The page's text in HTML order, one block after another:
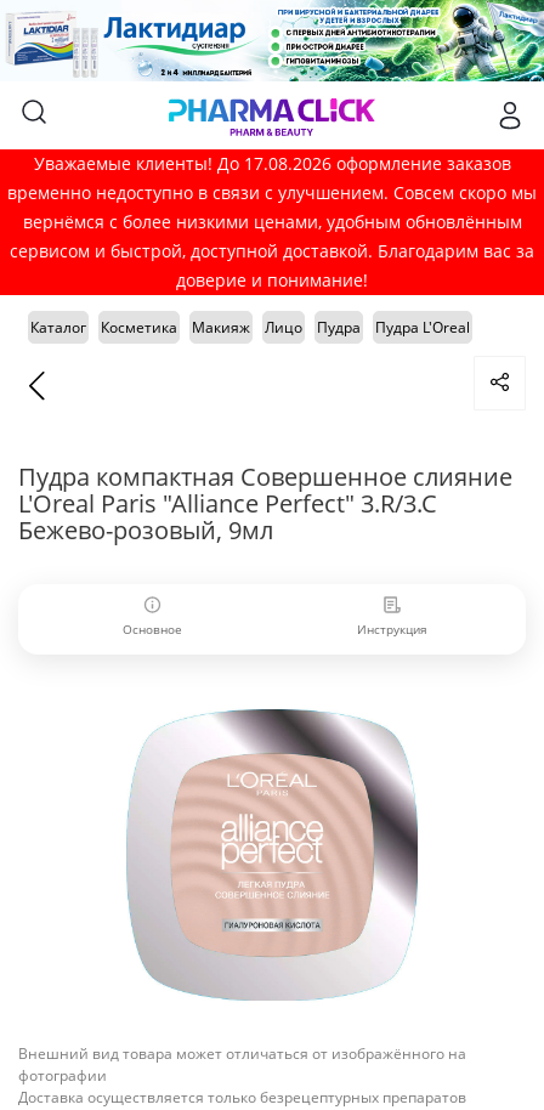
Уважаемые клиенты! До 17.08.2026 оформление заказов
временно недоступно в связи с улучшением. Совсем скоро мы
вернёмся с более низкими ценами, удобным обновлённым
сервисом и быстрой, доступной доставкой. Благодарим вас за
доверие и понимание!
Каталог Косметика Макияж Лицо Пудра Пудра L'Oreal
Пудра компактная Совершенное слияние
L'Oreal Paris "Alliance Perfect" 3.R/3.C
Бежево-розовый, 9мл
Основное Инструкция
Внешний вид товара может отличаться от изображённого на
фотографии
Доставка осуществляется только безрецептурных препаратов